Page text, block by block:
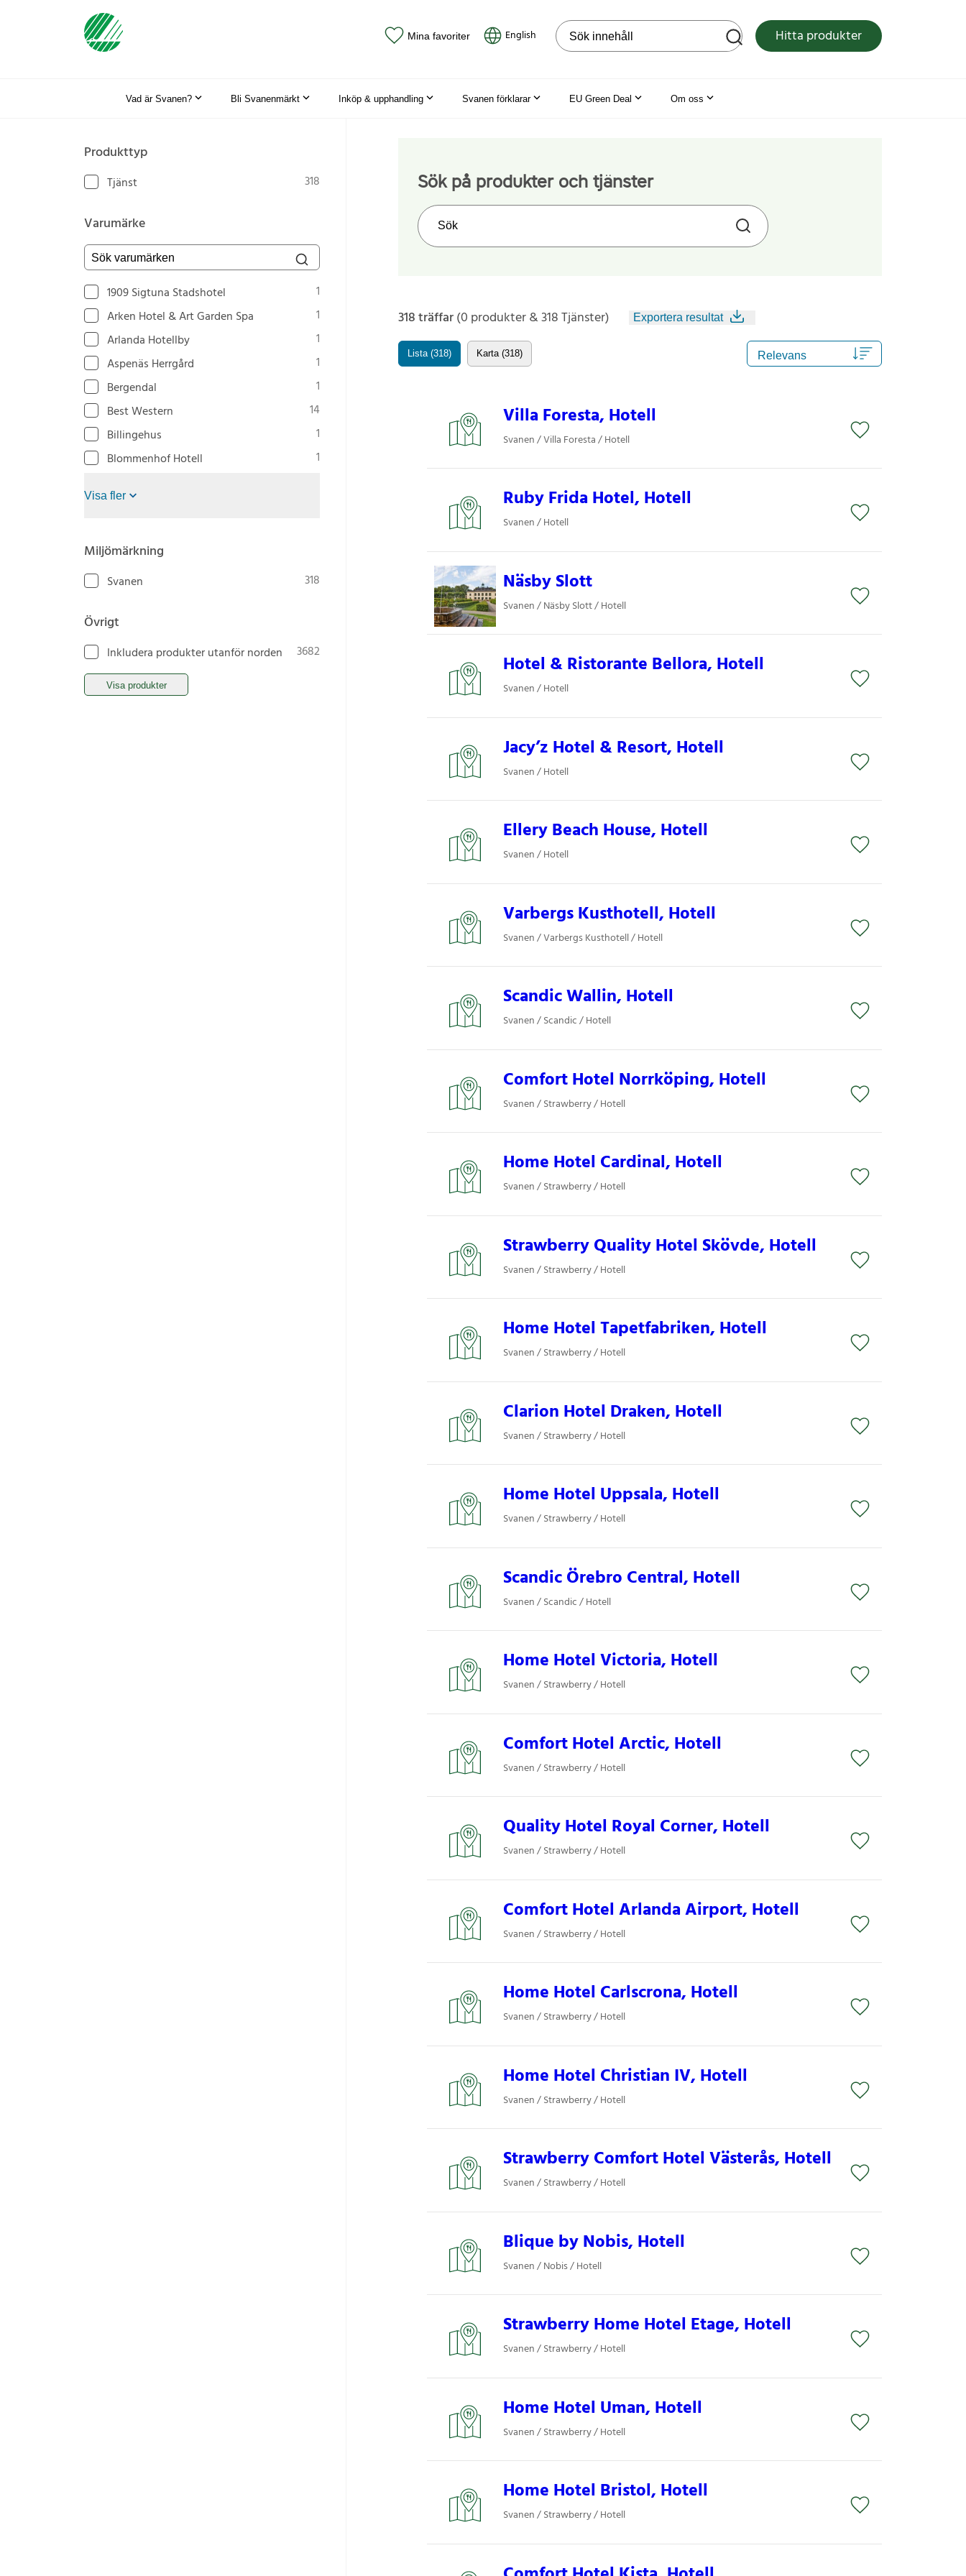
Mina favoriter English Sök på webbplatsen Hitta produkter
Vad är Svanen? Bli Svanenmärkt Inköp & upphandling Svanen förklarar EU Green Deal Om oss
Sök på produkter och tjänster
Sök på webbplatsen
318 träffar(0 produkter & 318 Tjänster) Exportera resultat
Lista (318) Karta (318)
Villa Foresta, Hotell
Svanen / Villa Foresta / Hotell
Ruby Frida Hotel, Hotell
Svanen / Hotell
Näsby Slott
Svanen / Näsby Slott / Hotell
Hotel & Ristorante Bellora, Hotell
Svanen / Hotell
Jacy’z Hotel & Resort, Hotell
Svanen / Hotell
Ellery Beach House, Hotell
Svanen / Hotell
Varbergs Kusthotell, Hotell
Svanen / Varbergs Kusthotell / Hotell
Scandic Wallin, Hotell
Svanen / Scandic / Hotell
Comfort Hotel Norrköping, Hotell
Svanen / Strawberry / Hotell
Home Hotel Cardinal, Hotell
Svanen / Strawberry / Hotell
Strawberry Quality Hotel Skövde, Hotell
Svanen / Strawberry / Hotell
Home Hotel Tapetfabriken, Hotell
Svanen / Strawberry / Hotell
Clarion Hotel Draken, Hotell
Svanen / Strawberry / Hotell
Home Hotel Uppsala, Hotell
Svanen / Strawberry / Hotell
Scandic Örebro Central, Hotell
Svanen / Scandic / Hotell
Home Hotel Victoria, Hotell
Svanen / Strawberry / Hotell
Comfort Hotel Arctic, Hotell
Svanen / Strawberry / Hotell
Quality Hotel Royal Corner, Hotell
Svanen / Strawberry / Hotell
Comfort Hotel Arlanda Airport, Hotell
Svanen / Strawberry / Hotell
Home Hotel Carlscrona, Hotell
Svanen / Strawberry / Hotell
Home Hotel Christian IV, Hotell
Svanen / Strawberry / Hotell
Strawberry Comfort Hotel Västerås, Hotell
Svanen / Strawberry / Hotell
Blique by Nobis, Hotell
Svanen / Nobis / Hotell
Strawberry Home Hotel Etage, Hotell
Svanen / Strawberry / Hotell
Home Hotel Uman, Hotell
Svanen / Strawberry / Hotell
Home Hotel Bristol, Hotell
Svanen / Strawberry / Hotell
Produkttyp
Tjänst 318
Varumärke
Sök varumärken
1909 Sigtuna Stadshotel
1
Arken Hotel & Art Garden Spa
1
Arlanda Hotellby
1
Aspenäs Herrgård
1
Bergendal
1
Best Western
14
Billingehus
1
Blommenhof Hotell
1
Visa fler
Miljömärkning
Svanen 318
Övrigt
Inkludera produkter utanför norden 3682
Visa produkter